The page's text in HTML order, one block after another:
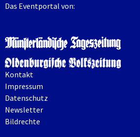
Das Eventportal von:
Kontakt
Impressum
Datenschutz
Newsletter
Bildrechte